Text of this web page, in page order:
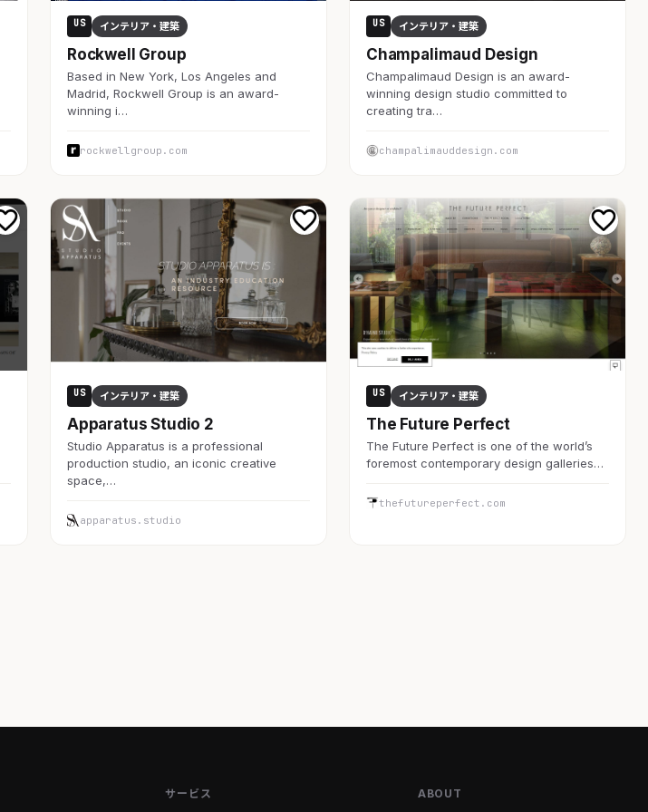
US インテリア・建築
Rockwell Group
Based in New York, Los Angeles and
Madrid, Rockwell Group is an award-
winning i…
rockwellgroup.com
US インテリア・建築
Champalimaud Design
Champalimaud Design is an award-
winning design studio committed to
creating tra…
champalimauddesign.com
US インテリア・建築
Apparatus Studio 2
Studio Apparatus is a professional
production studio, an iconic creative
space,…
apparatus.studio
US インテリア・建築
The Future Perfect
The Future Perfect is one of the world’s
foremost contemporary design galleries…
thefutureperfect.com
サービス ABOUT